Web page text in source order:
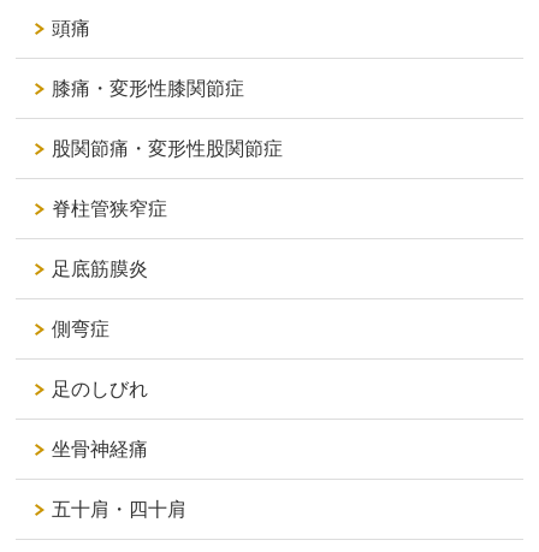
頭痛
膝痛・変形性膝関節症
股関節痛・変形性股関節症
脊柱管狭窄症
足底筋膜炎
側弯症
足のしびれ
坐骨神経痛
五十肩・四十肩